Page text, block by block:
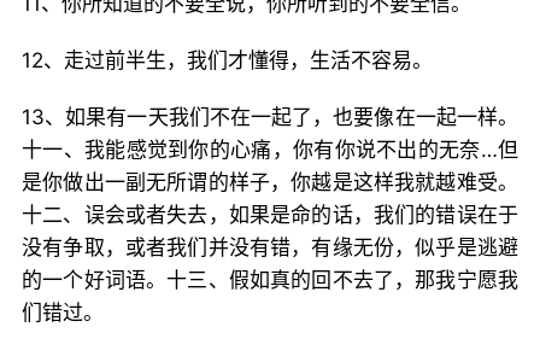
12、走过前半生，我们才懂得，生活不容易。
13、如果有一天我们不在一起了，也要像在一起一样。
十一、我能感觉到你的心痛，你有你说不出的无奈…但
是你做出一副无所谓的样子，你越是这样我就越难受。
十二、误会或者失去，如果是命的话，我们的错误在于
没有争取，或者我们并没有错，有缘无份，似乎是逃避
的一个好词语。十三、假如真的回不去了，那我宁愿我
们错过。